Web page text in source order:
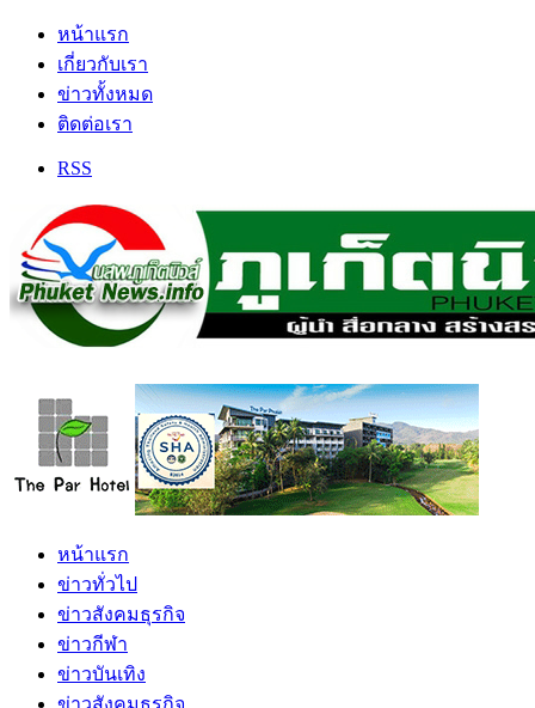
หน้าแรก
เกี่ยวกับเรา
ข่าวทั้งหมด
ติดต่อเรา
RSS
หน้าแรก
ข่าวทั่วไป
ข่าวสังคมธุรกิจ
ข่าวกีฬา
ข่าวบันเทิง
ข่าวสังคมธุรกิจ